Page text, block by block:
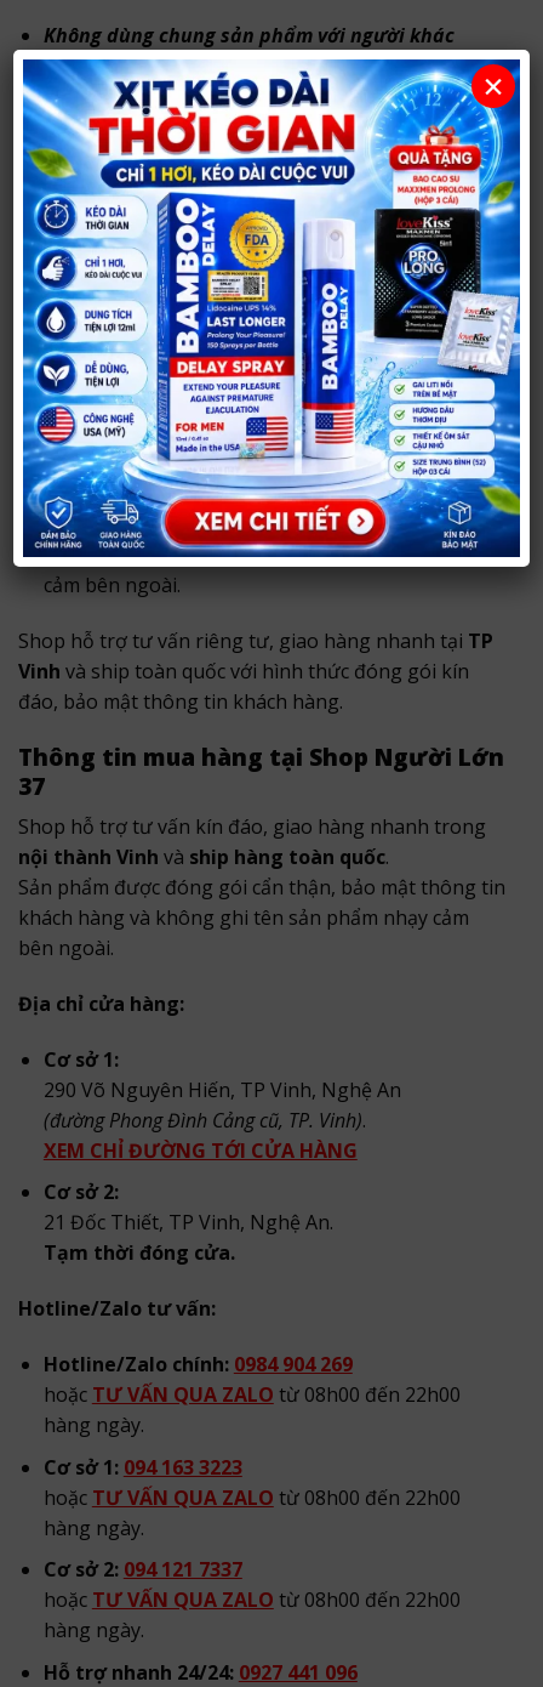
Không dùng chung sản phẩm với người khác
tránh lây các bệnh lây nhiễm qua đường tình
dục.
Không rửa sản phẩm bằng các chất tẩy rửa
mạnh.
Mua Âm đạo giả silicon hình mông nguyên
khối có rung và rên ở đâu uy tín?
Bạn có thể muaÂm đạo giả silicon hình mông
nguyên khối có rung và rêntạiShop Người Lớn 37.
Với hơn14 năm hoạt động, shop chuyên tư vấn và
cung cấp sản phẩm chính hãng, hỗ trợ khách hàng
lựa chọn kín đáo, phù hợp nhu cầu.
Sản phẩm chính hãng, thông tin rõ ràng.
Tư vấn riêng tư, phù hợp nhu cầu sử dụng.
Đóng gói kín đáo, không ghi tên sản phẩm nhạy
cảm bên ngoài.
Shop hỗ trợ tư vấn riêng tư, giao hàng nhanh tại TP
Vinh và ship toàn quốc với hình thức đóng gói kín
đáo, bảo mật thông tin khách hàng.
Thông tin mua hàng tại Shop Người Lớn
37
Shop hỗ trợ tư vấn kín đáo, giao hàng nhanh trong
nội thành Vinh và ship hàng toàn quốc.
Sản phẩm được đóng gói cẩn thận, bảo mật thông tin
khách hàng và không ghi tên sản phẩm nhạy cảm
bên ngoài.
Địa chỉ cửa hàng:
Cơ sở 1:
290 Võ Nguyên Hiến, TP Vinh, Nghệ An
(đường Phong Đình Cảng cũ, TP. Vinh).
XEM CHỈ ĐƯỜNG TỚI CỬA HÀNG
Cơ sở 2:
21 Đốc Thiết, TP Vinh, Nghệ An.
Tạm thời đóng cửa.
Hotline/Zalo tư vấn:
Hotline/Zalo chính: 0984 904 269
hoặc TƯ VẤN QUA ZALO từ 08h00 đến 22h00
hàng ngày.
Cơ sở 1: 094 163 3223
hoặc TƯ VẤN QUA ZALO từ 08h00 đến 22h00
hàng ngày.
Cơ sở 2: 094 121 7337
hoặc TƯ VẤN QUA ZALO từ 08h00 đến 22h00
hàng ngày.
Hỗ trợ nhanh 24/24: 0927 441 096
×